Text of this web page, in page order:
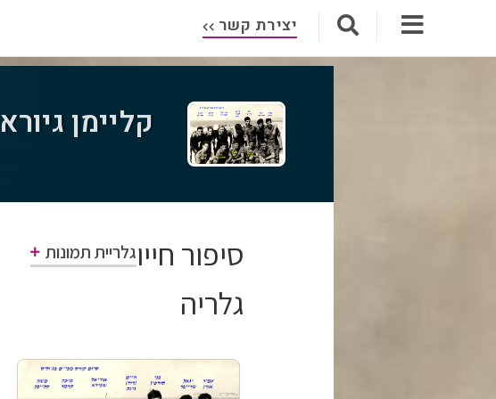
יצירת קשר
קליימן גיורא
סיפור חייוגלריית תמונות
גלריה